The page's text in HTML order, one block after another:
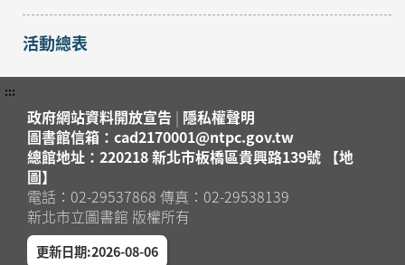
淡水區
溫暖冒險--科學實驗室
2026年08月29日
淡水竹圍分館
場115年8月國小多元
閱讀主題研習班《心的
故事樹—從書頁開始的
活動總表
:::
政府網站資料開放宣告 | 隱私權聲明
圖書館信箱：cad2170001@ntpc.gov.tw
總館地址：220218 新北市板橋區貴興路139號 【地
圖】
電話：02-29537868 傳真：02-29538139
新北市立圖書館 版權所有
更新日期:2026-08-06